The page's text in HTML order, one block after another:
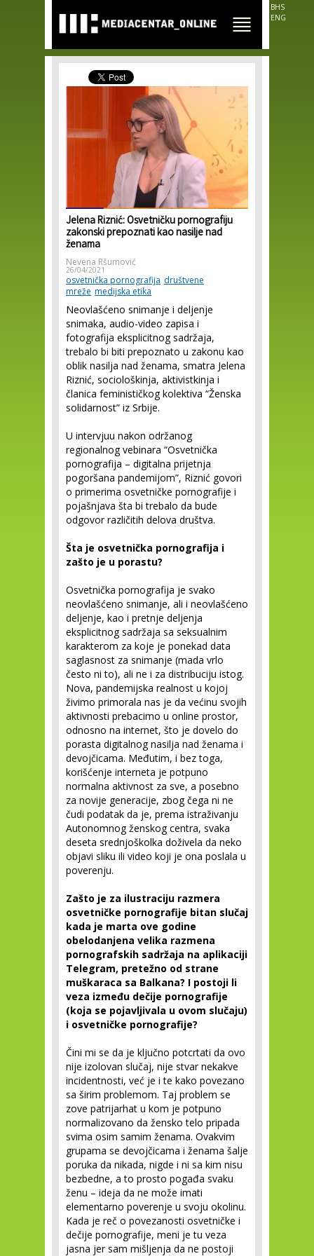
main
content
BHS
ENG
Jelena Riznić: Osvetničku pornografiju
zakonski prepoznati kao nasilje nad
ženama
Nevena Ršumović
26/04/2021
osvetnička pornografija društvene
mreže medijska etika
Neovlašćeno snimanje i deljenje
snimaka, audio-video zapisa i
fotografija eksplicitnog sadržaja,
trebalo bi biti prepoznato u zakonu kao
oblik nasilja nad ženama, smatra Jelena
Riznić, sociološkinja, aktivistkinja i
članica feminističkog kolektiva “Ženska
solidarnost” iz Srbije.
U intervjuu nakon održanog
regionalnog vebinara “Osvetnička
pornografija – digitalna prijetnja
pogoršana pandemijom”, Riznić govori
o primerima osvetničke pornografije i
pojašnjava šta bi trebalo da bude
odgovor različitih delova društva.
Šta je osvetnička pornografija i
zašto je u porastu?
Osvetnička pornografija je svako
neovlašćeno snimanje, ali i neovlašćeno
deljenje, kao i pretnje deljenja
eksplicitnog sadržaja sa seksualnim
karakterom za koje je ponekad data
saglasnost za snimanje (mada vrlo
često ni to), ali ne i za distribuciju istog.
Nova, pandemijska realnost u kojoj
živimo primorala nas je da većinu svojih
aktivnosti prebacimo u online prostor,
odnosno na internet, što je dovelo do
porasta digitalnog nasilja nad ženama i
devojčicama. Međutim, i bez toga,
korišćenje interneta je potpuno
normalna aktivnost za sve, a posebno
za novije generacije, zbog čega ni ne
čudi podatak da je, prema istraživanju
Autonomnog ženskog centra, svaka
deseta srednjoškolka doživela da neko
objavi sliku ili video koji je ona poslala u
poverenju.
Zašto je za ilustraciju razmera
osvetničke pornografije bitan slučaj
kada je marta ove godine
obelodanjena velika razmena
pornografskih sadržaja na aplikaciji
Telegram, pretežno od strane
muškaraca sa Balkana? I postoji li
veza između dečije pornografije
(koja se pojavljivala u ovom slučaju)
i osvetničke pornografije?
Čini mi se da je ključno potcrtati da ovo
nije izolovan slučaj, nije stvar nekakve
incidentnosti, već je i te kako povezano
sa širim problemom. Taj problem se
zove patrijarhat u kom je potpuno
normalizovano da žensko telo pripada
svima osim samim ženama. Ovakvim
grupama se devojčicama i ženama šalje
poruka da nikada, nigde i ni sa kim nisu
bezbedne, a to prosto pogađa svaku
ženu – ideja da ne može imati
elementarno poverenje u svoju okolinu.
Kada je reč o povezanosti osvetničke i
dečije pornografije, meni je tu veza
jasna jer sam mišljenja da ne postoji